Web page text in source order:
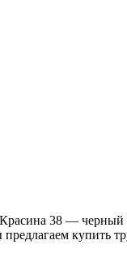
38 — черный
купить